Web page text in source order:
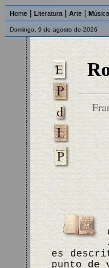
Home Literatura Arte Música
Domingo, 9 de agosto de 2026
es
punto de